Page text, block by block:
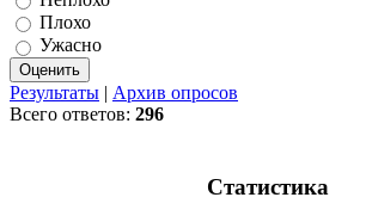
Плохо
Ужасно
Результаты | Архив опросов
Всего ответов: 296
Статистика